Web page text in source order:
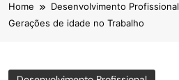
Home
Desenvolvimento Profissional
Gerações de idade no Trabalho